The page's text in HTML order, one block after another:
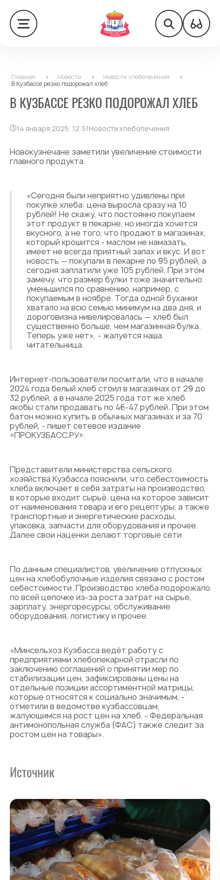
Главная > Новости > Новости хлебопечения
>
В Кузбассе резко подорожал хлеб
В КУЗБАССЕ РЕЗКО ПОДОРОЖАЛ ХЛЕБ
14 января 2025, 12:51Новости хлебопечения
Новокузнечане заметили увеличение стоимости
главного продукта.
«Сегодня были неприятно удивлены при
покупке хлеба: цена выросла сразу на 10
рублей! Не скажу, что постоянно покупаем
этот продукт в пекарне, но иногда хочется
вкусного, а не того, что продают в магазинах,
который крошится - маслом не намазать,
имеет не всегда приятный запах и вкус. И вот
новость — покупали в пекарне по 95 рублей, а
сегодня заплатили уже 105 рублей. При этом
замечу, что размер булки тоже значительно
уменьшился по сравнению, например, с
покупаемым в ноябре. Тогда одной буханки
хватало на всю семью минимум на два дня, и
дороговизна нивелировалась — хлеб был
существенно больше, чем магазинная булка.
Теперь уже нет», - жалуется наша
читательница.
Интернет-пользователи посчитали, что в начале
2024 года белый хлеб стоил в магазинах от 29 до
32 рублей, а в начале 2025 года тот же хлеб
якобы стали продавать по 46-47 рублей. При этом
батон можно купить в обычных магазинах и за 70
рублей, - пишет сетевое издание
«ПРОКУЗБАСС.РУ».
Представители министерства сельского
хозяйства Кузбасса пояснили, что себестоимость
хлеба включает в себя затраты на производство,
в которые входит сырьё, цена на которое зависит
от наименования товара и его рецептуры, а также
транспортные и энергетические расходы,
упаковка, запчасти для оборудования и прочее.
Далее свои наценки делают торговые сети.
По данным специалистов, увеличение отпускных
цен на хлебобулочные изделия связано с ростом
себестоимости. Производство хлеба подорожало
по всей цепочке из-за роста затрат на сырье,
зарплату, энергоресурсы, обслуживание
оборудования, логистику и прочее.
«Минсельхоз Кузбасса ведёт работу с
предприятиями хлебопекарной отрасли по
заключению соглашений о принятии мер по
стабилизации цен, зафиксированы цены на
отдельные позиции ассортиментной матрицы,
которые относятся к социально значимым, -
отметили в ведомстве кузбассовцам,
жалующимся на рост цен на хлеб. - Федеральная
антимонопольная служба (ФАС) также следит за
ростом цен на товары».
Источник